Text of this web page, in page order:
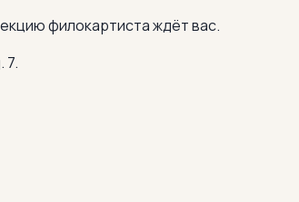
филокартиста ждёт вас.
7.